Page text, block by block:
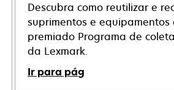
Descubra como reutilizar e
suprimentos e
premiado Programa de
da Lexmark.
Ir para pág